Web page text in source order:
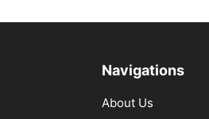
Navigations
About Us